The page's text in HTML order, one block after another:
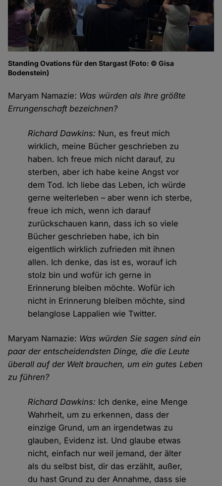
Standing Ovations für den Stargast (Foto: © Gisa
Bodenstein)
Maryam Namazie: Was würden als Ihre größte
Errungenschaft bezeichnen?
Richard Dawkins: Nun, es freut mich
wirklich, meine Bücher geschrieben zu
haben. Ich freue mich nicht darauf, zu
sterben, aber ich habe keine Angst vor
dem Tod. Ich liebe das Leben, ich würde
gerne weiterleben – aber wenn ich sterbe,
freue ich mich, wenn ich darauf
zurückschauen kann, dass ich so viele
Bücher geschrieben habe, ich bin
eigentlich wirklich zufrieden mit ihnen
allen. Ich denke, das ist es, worauf ich
stolz bin und wofür ich gerne in
Erinnerung bleiben möchte. Wofür ich
nicht in Erinnerung bleiben möchte, sind
belanglose Lappalien wie Twitter.
Maryam Namazie: Was würden Sie sagen sind ein
paar der entscheidendsten Dinge, die die Leute
überall auf der Welt brauchen, um ein gutes Leben
zu führen?
Richard Dawkins: Ich denke, eine Menge
Wahrheit, um zu erkennen, dass der
einzige Grund, um an irgendetwas zu
glauben, Evidenz ist. Und glaube etwas
nicht, einfach nur weil jemand, der älter
als du selbst bist, dir das erzählt, außer,
du hast Grund zu der Annahme, dass sie